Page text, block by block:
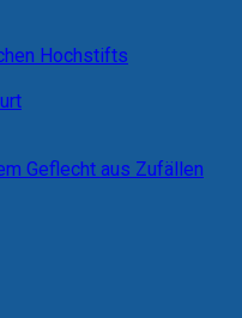
Hochstifts
Geflecht aus Zufällen